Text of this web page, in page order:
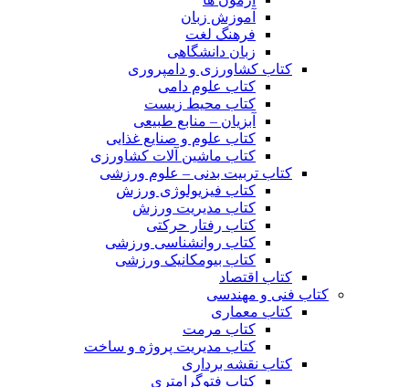
آموزش زبان
فرهنگ لغت
زبان دانشگاهی
کتاب کشاورزی و دامپروری
کتاب علوم دامی
کتاب محیط زیست
آبزیان – منابع طبیعی
کتاب علوم و صنایع غذایی
کتاب ماشین آلات کشاورزی
کتاب تربیت بدنی – علوم ورزشی
کتاب فیزیولوژی ورزش
کتاب مدیریت ورزش
کتاب رفتار حرکتی
کتاب روانشناسی ورزشی
کتاب بیومکانیک ورزشی
کتاب اقتصاد
کتاب فنی و مهندسی
کتاب معماری
کتاب مرمت
کتاب مدیریت پروژه و ساخت
کتاب نقشه برداری
کتاب فتوگرامتری